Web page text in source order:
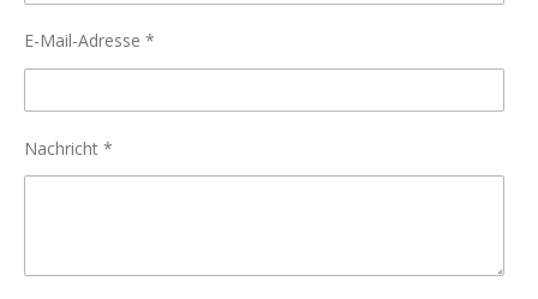
E-Mail-Adresse *
Nachricht *